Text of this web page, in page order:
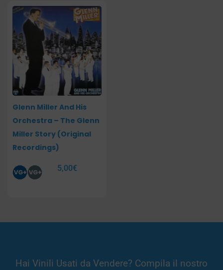
Glenn Miller And His
Orchestra – The Glenn
Miller Story (Original
Recordings)
5,00€
Hai Vinili Usati da Vendere? Compila il nostro